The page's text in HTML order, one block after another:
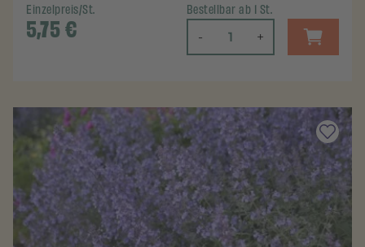
Einzelpreis/St.
5,75€
Bestellbar ab 1 St.
- +